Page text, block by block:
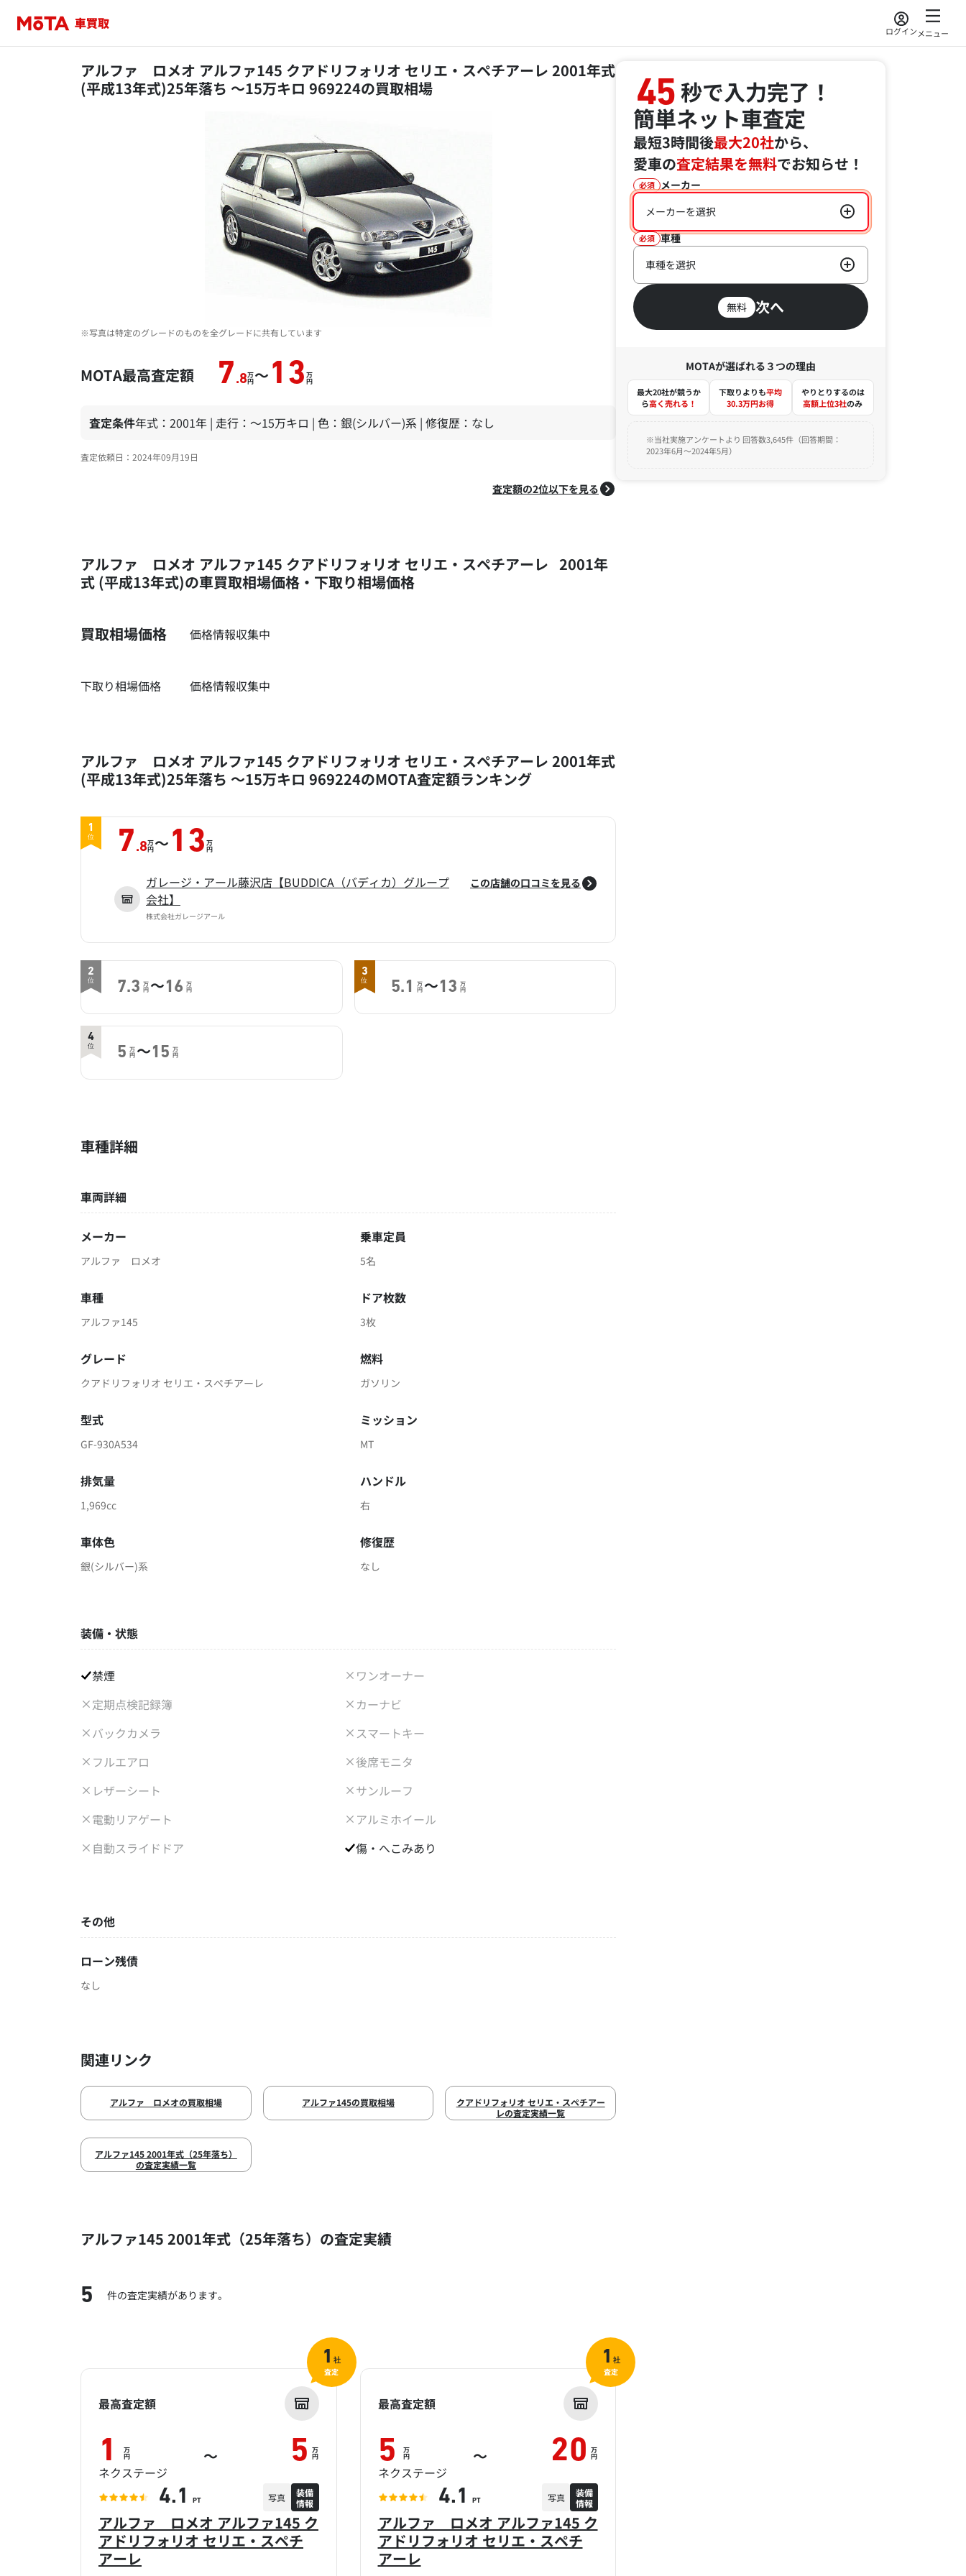
ログインメニュー
アルファ ロメオ アルファ145 クアドリフォリオ セリエ・スペチアーレ 2001年式
(平成13年式)25年落ち ～15万キロ 969224の買取相場
※写真は特定のグレードのものを全グレードに共有しています
MOTA最高査定額 7 .8万
円～ 13 万
円
査定条件年式：2001年 | 走行：～15万キロ | 色：銀(シルバー)系 | 修復歴：なし
査定依頼日：2024年09月19日
査定額の2位以下を見る
アルファ ロメオ アルファ145 クアドリフォリオ セリエ・スペチアーレ 2001年
式 (平成13年式)の車買取相場価格・下取り相場価格
買取相場価格 価格情報収集中
下取り相場価格 価格情報収集中
アルファ ロメオ アルファ145 クアドリフォリオ セリエ・スペチアーレ 2001年式
(平成13年式)25年落ち ～15万キロ 969224のMOTA査定額ランキング
1
位 7 .8万
円～ 13 万
円
ガレージ・アール藤沢店【BUDDICA（バディカ）グループ
会社】
株式会社ガレージアール
この店舗の口コミを見る
2
位 7.3 万
円 ～16 万
円
3
位 5.1 万
円 ～13 万
円
4
位 5 万
円 ～15 万
円
車種詳細
車両詳細
メーカー
アルファ ロメオ
乗車定員
5名
車種
アルファ145
ドア枚数
3枚
グレード
クアドリフォリオ セリエ・スペチアーレ
燃料
ガソリン
型式
GF-930A534
ミッション
MT
排気量
1,969cc
ハンドル
右
車体色
銀(シルバー)系
修復歴
なし
装備・状態
禁煙
ワンオーナー
定期点検記録簿
カーナビ
バックカメラ
スマートキー
フルエアロ
後席モニタ
レザーシート
サンルーフ
電動リアゲート
アルミホイール
自動スライドドア
傷・へこみあり
その他
ローン残債
なし
関連リンク
アルファ ロメオの買取相場 アルファ145の買取相場
クアドリフォリオ セリエ・スペチアー
レの査定実績一覧
アルファ145 2001年式（25年落ち）
の査定実績一覧
アルファ145 2001年式（25年落ち）の査定実績
5 件の査定実績があります。
アルファ ロメオ アルファ145 ク
アドリフォリオ セリエ・スペチ
アーレ
最高査定額
1 万
円 ～ 5 万
円
ネクステージ
4.1 PT 写真
装備
情報
1 社
査定
アルファ ロメオ アルファ145 ク
アドリフォリオ セリエ・スペチ
アーレ
最高査定額
5 万
円 ～ 20 万
円
ネクステージ
4.1 PT 写真
装備
情報
1 社
査定
45秒で入力完了！
簡単ネット車査定
最短3時間後最大20社から、
愛車の査定結果を無料でお知らせ！
必須 メーカー
メーカーを選択
必須 車種
車種を選択
無料 次へ
MOTAが選ばれる３つの理由
最大20社が競うか
ら高く売れる！
下取りよりも平均
30.3万円お得
やりとりするのは
高額上位3社のみ
※当社実施アンケートより 回答数3,645件（回答期間：
2023年6月～2024年5月）